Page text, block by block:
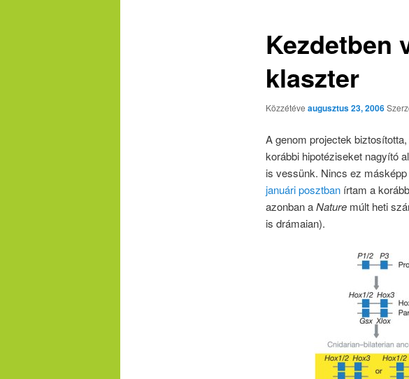
Kezdetben
klaszter
Közzétéve augusztus 23, 2006
A genom projectek
korábbi hipotéziseket nagyító
is vessünk. Nincs ez
januári posztbanírtam a
azonban aNaturemúlt heti
is drámaian).